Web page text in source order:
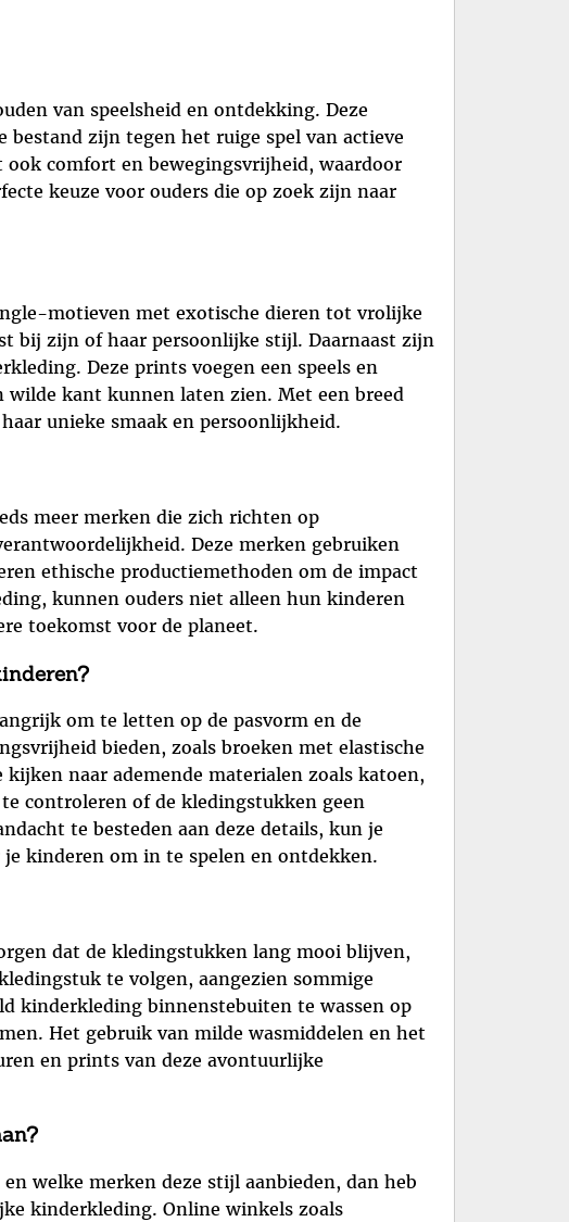
van speelsheid en ontdekking. Deze
zijn tegen het ruige spel van actieve
comfort en bewegingsvrijheid, waardoor
keuze voor ouders die op zoek zijn naar
motieven met exotische dieren tot vrolijke
bij zijn of haar persoonlijke stijl. Daarnaast zijn
Deze prints voegen een speels en
kant kunnen laten zien. Met een breed
unieke smaak en persoonlijkheid.
meer merken die zich richten op
Deze merken gebruiken
ethische productiemethoden om de impact
kunnen ouders niet alleen hun kinderen
toekomst voor de planeet.
om te letten op de pasvorm en de
bieden, zoals broeken met elastische
naar ademende materialen zoals katoen,
controleren of de kledingstukken geen
te besteden aan deze details, kun je
kinderen om in te spelen en ontdekken.
dat de kledingstukken lang mooi blijven,
te volgen, aangezien sommige
kinderkleding binnenstebuiten te wassen op
Het gebruik van milde wasmiddelen en het
en prints van deze avontuurlijke
welke merken deze stijl aanbieden, dan heb
kinderkleding. Online winkels zoals